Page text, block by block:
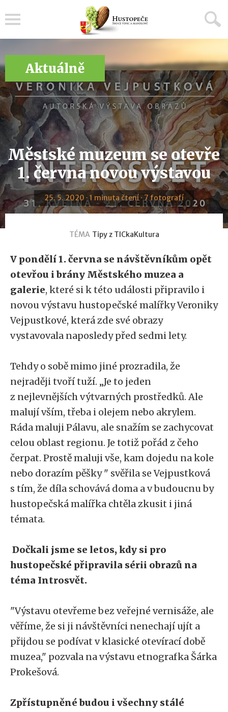
Aktuálně
Městské muzeum se otevře
1. června novou výstavou
25. 5. 2020 · 1 minuta čtení · 7 fotografí
TÉMA Tipy z TICkaKultura
V pondělí 1. června se návštěvníkům opět
otevřou i brány Městského muzea a
galerie, které si k této události připravilo i
novou výstavu hustopečské malířky Veroniky
Vejpustkové, která zde své obrazy
vystavovala naposledy před sedmi lety.
Tehdy o sobě mimo jiné prozradila, že
nejraději tvoří tuží. „Je to jeden
z nejlevnějších výtvarných prostředků. Ale
malují vším, třeba i olejem nebo akrylem.
Ráda maluji Pálavu, ale snažím se zachycovat
celou oblast regionu. Je totiž pořád z čeho
čerpat. Prostě maluji vše, kam dojedu na kole
nebo dorazím pěšky " svěřila se Vejpustková
s tím, že díla schovává doma a v budoucnu by
hustopečská malířka chtěla zkusit i jiná
témata.
Dočkali jsme se letos, kdy si pro
hustopečské připravila sérii obrazů na
téma Introsvět.
"Výstavu otevřeme bez veřejné vernisáže, ale
věříme, že si ji návštěvníci nenechají ujít a
přijdou se podívat v klasické otevírací době
muzea," pozvala na výstavu etnografka Šárka
Prokešová.
Zpřístupněné budou i všechny stálé